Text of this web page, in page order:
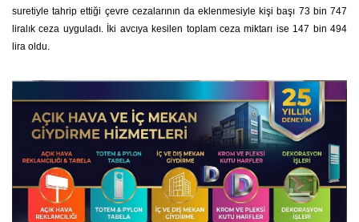
suretiyle tahrip ettiği çevre cezalarının da eklenmesiyle kişi başı 73 bin 747
liralık ceza uyguladı. İki avcıya kesilen toplam ceza miktarı ise 147 bin 494
lira oldu.